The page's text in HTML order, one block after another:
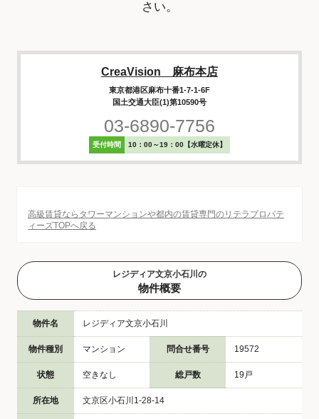
さい。
CreaVision 麻布本店
東京都港区麻布十番1-7-1-6F
国土交通大臣(1)第10590号
03-6890-7756
受付時間 10：00～19：00【水曜定休】
高級賃貸ならタワーマンションや都内の賃貸専門のリテラプロパテ
ィーズTOPへ戻る
レジディア文京小石川の
物件概要
物件名 レジディア文京小石川
物件種別 マンション 問合せ番号 19572
状態 空きなし 総戸数 19戸
所在地 文京区小石川1-28-14